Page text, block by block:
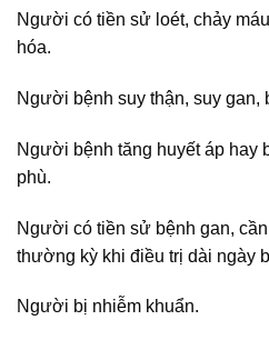
Người có tiền sử loét, chảy
hóa.
Người bệnh suy thận, suy gan,
Người bệnh tăng huyết áp hay
phù.
Người có tiền sử bệnh gan,
thường kỳ khi điều trị dài ngày
Người bị nhiễm khuẩn.